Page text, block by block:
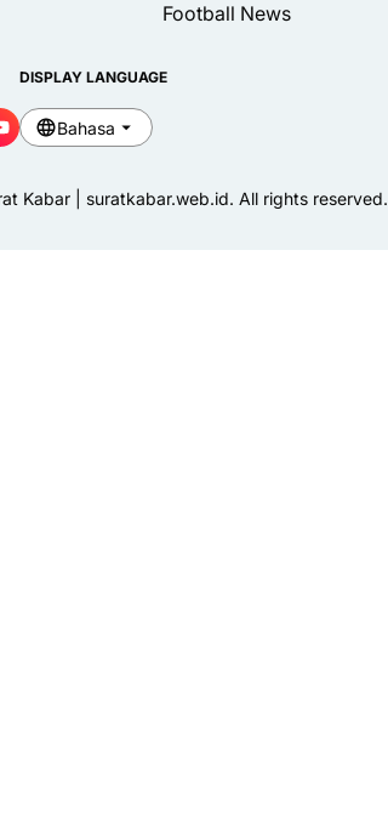
Football News
DISPLAY LANGUAGE
Bahasa
Kabar | suratkabar.web.id. All rights reserved.